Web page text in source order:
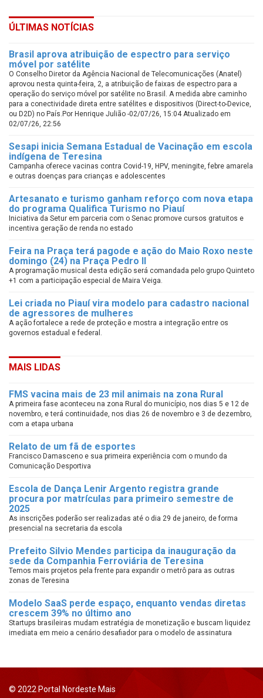
ÚLTIMAS NOTÍCIAS
Brasil aprova atribuição de espectro para serviço
móvel por satélite
O Conselho Diretor da Agência Nacional de Telecomunicações (Anatel)
aprovou nesta quinta-feira, 2, a atribuição de faixas de espectro para a
operação do serviço móvel por satélite no Brasil. A medida abre caminho
para a conectividade direta entre satélites e dispositivos (Direct-to-Device,
ou D2D) no País.Por Henrique Julião -02/07/26, 15:04 Atualizado em
02/07/26, 22:56
Sesapi inicia Semana Estadual de Vacinação em escola
indígena de Teresina
Campanha oferece vacinas contra Covid-19, HPV, meningite, febre amarela
e outras doenças para crianças e adolescentes
Artesanato e turismo ganham reforço com nova etapa
do programa Qualifica Turismo no Piauí
Iniciativa da Setur em parceria com o Senac promove cursos gratuitos e
incentiva geração de renda no estado
Feira na Praça terá pagode e ação do Maio Roxo neste
domingo (24) na Praça Pedro II
A programação musical desta edição será comandada pelo grupo Quinteto
+1 com a participação especial de Maira Veiga.
Lei criada no Piauí vira modelo para cadastro nacional
de agressores de mulheres
A ação fortalece a rede de proteção e mostra a integração entre os
governos estadual e federal.
MAIS LIDAS
FMS vacina mais de 23 mil animais na zona Rural
A primeira fase aconteceu na zona Rural do município, nos dias 5 e 12 de
novembro, e terá continuidade, nos dias 26 de novembro e 3 de dezembro,
com a etapa urbana
Relato de um fã de esportes
Francisco Damasceno e sua primeira experiência com o mundo da
Comunicação Desportiva
Escola de Dança Lenir Argento registra grande
procura por matrículas para primeiro semestre de
2025
As inscrições poderão ser realizadas até o dia 29 de janeiro, de forma
presencial na secretaria da escola
Prefeito Silvio Mendes participa da inauguração da
sede da Companhia Ferroviária de Teresina
Temos mais projetos pela frente para expandir o metrô para as outras
zonas de Teresina
Modelo SaaS perde espaço, enquanto vendas diretas
crescem 39% no último ano
Startups brasileiras mudam estratégia de monetização e buscam liquidez
imediata em meio a cenário desafiador para o modelo de assinatura
© 2022 Portal Nordeste Mais